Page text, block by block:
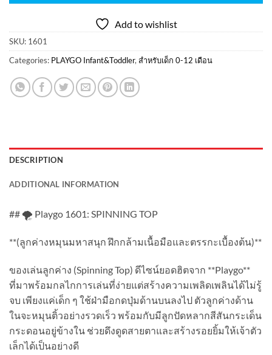
Add to wishlist
SKU: 1601
Categories: PLAYGO Infant&Toddler, สำหรับเด็ก 0-12 เดือน
DESCRIPTION
ADDITIONAL INFORMATION
## 🌪️ Playgo 1601: SPINNING TOP
**(ลูกค่างหมุนมหาสนุก ฝึกกล้ามเนื้อมือและตรรกะเบื้องต้น)**
ของเล่นลูกค่าง (Spinning Top) ดีไซน์ยอดฮิตจาก **Playgo**
ที่มาพร้อมกลไกการเล่นที่ง่ายแต่สร้างความเพลิดเพลินได้ไม่รู้
จบ เพียงแค่เด็ก ๆ ใช้ฝ่ามือกดปุ่มด้านบนลงไป ตัวลูกค่างด้าน
ในจะหมุนติ้วอย่างรวดเร็ว พร้อมกับมีลูกปัดหลากสีสันกระเด็น
กระดอนอยู่ข้างใน ช่วยดึงดูดสายตาและสร้างรอยยิ้มให้เจ้าตัว
เล็กได้เป็นอย่างดี